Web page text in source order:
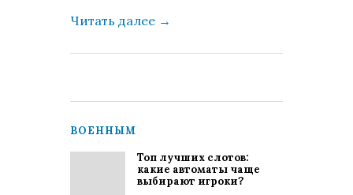
Читать далее →
ВОЕННЫМ
Топ лучших слотов:
какие автоматы чаще
выбирают игроки?